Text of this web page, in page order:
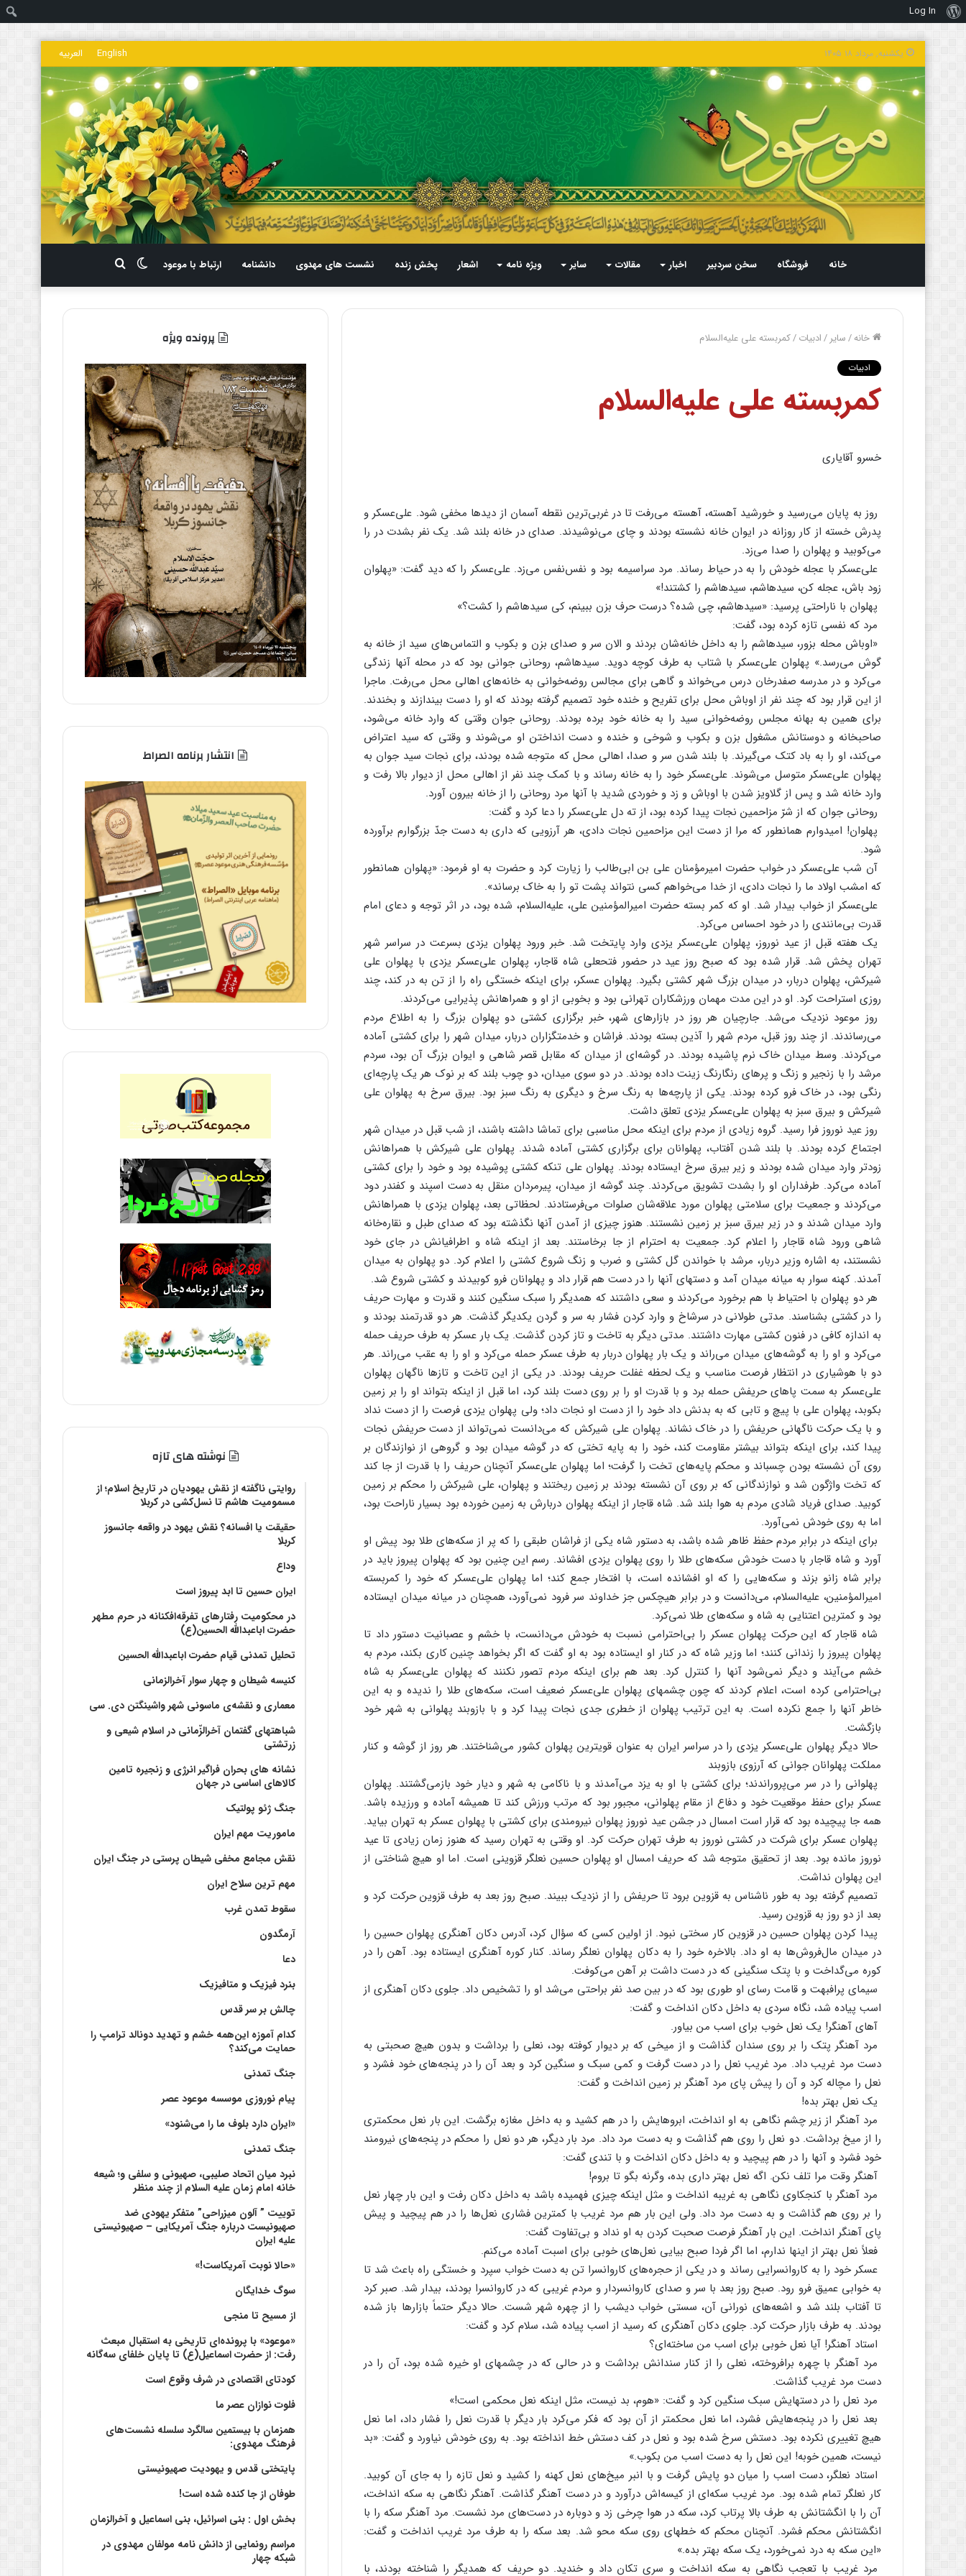
درباره
وردپرس
Log In
یکشنبه, مرداد ۱۸ ۱۴۰۵ English العربیه
خانه فروشگاه سخن سردبیر اخبار مقالات سایر ویژه نامه اشعار پخش زنده نشست های مهدوی دانشنامه ارتباط با موعود
برای
تغییر
پوسته
خانه/سایر /ادبیات/کمربسته‌ علی‌ علیه‌السلام‌
ادبیات
کمربسته‌ علی‌ علیه‌السلام‌
خسرو آقایاری‌
روز به‌ پایان‌ می‌رسید و خورشید آهسته‌، آهسته‌ می‌رفت‌ تا در غربی‌ترین‌ نقطه‌ آسمان‌ از دیدها مخفی‌ شود. علی‌عسکر و
پدرش‌ خسته‌ از کار روزانه‌ در ایوان‌ خانه‌ نشسته‌ بودند و چای‌ می‌نوشیدند. صدای‌ در خانه‌ بلند شد. یک‌ نفر بشدت‌ در را
می‌کوبید و پهلوان‌ را صدا می‌زد.
علی‌عسکر با عجله‌ خودش‌ را به‌ در حیاط‌ رساند. مرد سراسیمه‌ بود و نفس‌نفس‌ می‌زد. علی‌عسکر را که‌ دید گفت‌: «پهلوان‌
زود باش‌، عجله‌ کن‌، سیدهاشم‌، سیدهاشم‌ را کشتند!»
پهلوان‌ با ناراحتی‌ پرسید: «سیدهاشم‌، چی‌ شده‌؟ درست‌ حرف‌ بزن‌ ببینم‌، کی‌ سیدهاشم‌ را کشت‌؟»
مرد که‌ نفسی‌ تازه‌ کرده‌ بود، گفت‌:
«اوباش‌ محله‌ بزور، سیدهاشم‌ را به‌ داخل‌ خانه‌شان‌ بردند و الان‌ سر و صدای‌ بزن‌ و بکوب‌ و التماس‌های‌ سید از خانه‌ به‌
گوش‌ می‌رسد.» پهلوان‌ علی‌عسکر با شتاب‌ به‌ طرف‌ کوچه‌ دوید. سیدهاشم‌، روحانی‌ جوانی‌ بود که‌ در محله‌ آنها زندگی‌
می‌کرد و در مدرسه‌ صفدرخان‌ درس‌ می‌خواند و گاهی‌ برای‌ مجالس‌ روضه‌خوانی‌ به‌ خانه‌های‌ اهالی‌ محل‌ می‌رفت‌. ماجرا
از این‌ قرار بود که‌ چند نفر از اوباش‌ محل‌ برای‌ تفریح‌ و خنده‌ خود تصمیم‌ گرفته‌ بودند که‌ او را دست‌ بیندازند و بخندند.
برای‌ همین‌ به‌ بهانه‌ مجلس‌ روضه‌خوانی‌ سید را به‌ خانه‌ خود برده‌ بودند. روحانی‌ جوان‌ وقتی‌ که‌ وارد خانه‌ می‌شود،
صاحبخانه‌ و دوستانش‌ مشغول‌ بزن‌ و بکوب‌ و شوخی‌ و خنده‌ و دست‌ انداختن‌ او می‌شوند و وقتی‌ که‌ سید اعتراض‌
می‌کند، او را به‌ باد کتک‌ می‌گیرند. با بلند شدن‌ سر و صدا، اهالی‌ محل‌ که‌ متوجه‌ شده‌ بودند، برای‌ نجات‌ سید جوان‌ به‌
پهلوان‌ علی‌عسکر متوسل‌ می‌شوند. علی‌عسکر خود را به‌ خانه‌ رساند و با کمک‌ چند نفر از اهالی‌ محل‌ از دیوار بالا رفت‌ و
وارد خانه‌ شد و پس‌ از گلاویز شدن‌ با اوباش‌ و زد و خوردی‌ شدید با آنها مرد روحانی‌ را از خانه‌ بیرون‌ آورد.
روحانی‌ جوان‌ که‌ از شرّ مزاحمین‌ نجات‌ پیدا کرده‌ بود، از ته‌ دل‌ علی‌عسکر را دعا کرد و گفت‌:
پهلوان‌! امیدوارم‌ همانطور که‌ مرا از دست‌ این‌ مزاحمین‌ نجات‌ دادی‌، هر آرزویی‌ که‌ داری‌ به‌ دست‌ جدّ بزرگوارم‌ برآورده‌
شود.
آن‌ شب‌ علی‌عسکر در خواب‌ حضرت‌ امیرمؤمنان‌ علی‌ بن‌ ابی‌طالب‌ را زیارت‌ کرد و حضرت‌ به‌ او فرمود: «پهلوان‌ همانطور
که‌ امشب‌ اولاد ما را نجات‌ دادی‌، از خدا می‌خواهم‌ کسی‌ نتواند پشت‌ تو را به‌ خاک‌ برساند».
علی‌عسکر از خواب‌ بیدار شد. او که‌ کمر بسته‌ حضرت‌ امیرالمؤمنین‌ علی‌، علیه‌السلام‌، شده‌ بود، در اثر توجه‌ و دعای‌ امام‌
قدرت‌ بی‌مانندی‌ را در خود احساس‌ می‌کرد.
یک‌ هفته‌ قبل‌ از عید نوروز، پهلوان‌ علی‌عسکر یزدی‌ وارد پایتخت‌ شد. خبر ورود پهلوان‌ یزدی‌ بسرعت‌ در سراسر شهر
تهران‌ پخش‌ شد. قرار شده‌ بود که‌ صبح‌ روز عید در حضور فتحعلی‌ شاه‌ قاجار، پهلوان‌ علی‌عسکر یزدی‌ با پهلوان‌ علی‌
شیرکش‌، پهلوان‌ دربار، در میدان‌ بزرگ‌ شهر کشتی‌ بگیرد. پهلوان‌ عسکر، برای‌ اینکه‌ خستگی‌ راه‌ را از تن‌ به‌ در کند، چند
روزی‌ استراحت‌ کرد. او در این‌ مدت‌ مهمان‌ ورزشکاران‌ تهرانی‌ بود و بخوبی‌ از او و همراهانش‌ پذیرایی‌ می‌کردند.
روز موعود نزدیک‌ می‌شد. جارچیان‌ هر روز در بازارهای‌ شهر، خبر برگزاری‌ کشتی‌ دو پهلوان‌ بزرگ‌ را به‌ اطلاع‌ مردم‌
می‌رساندند. از چند روز قبل‌، مردم‌ شهر را آذین‌ بسته‌ بودند. فراشان‌ و خدمتگزاران‌ دربار، میدان‌ شهر را برای‌ کشتی‌ آماده‌
می‌کردند. وسط‌ میدان‌ خاک‌ نرم‌ پاشیده‌ بودند. در گوشه‌ای‌ از میدان‌ که‌ مقابل‌ قصر شاهی‌ و ایوان‌ بزرگ‌ آن‌ بود، سردم‌
مرشد را با زنجیر و زنگ‌ و پرهای‌ رنگارنگ‌ زینت‌ داده‌ بودند. در دو سوی‌ میدان‌، دو چوب‌ بلند که‌ بر نوک‌ هر یک‌ پارچه‌ای‌
رنگی‌ بود، در خاک‌ فرو کرده‌ بودند. یکی‌ از پارچه‌ها به‌ رنگ‌ سرخ‌ و دیگری‌ به‌ رنگ‌ سبز بود. بیرق‌ سرخ‌ به‌ پهلوان‌ علی‌
شیرکش‌ و بیرق‌ سبز به‌ پهلوان‌ علی‌عسکر یزدی‌ تعلق‌ داشت‌.
روز عید نوروز فرا رسید. گروه‌ زیادی‌ از مردم‌ برای‌ اینکه‌ محل‌ مناسبی‌ برای‌ تماشا داشته‌ باشند، از شب‌ قبل‌ در میدان‌ شهر
اجتماع‌ کرده‌ بودند. با بلند شدن‌ آفتاب‌، پهلوانان‌ برای‌ برگزاری‌ کشتی‌ آماده‌ شدند. پهلوان‌ علی‌ شیرکش‌ با همراهانش‌
زودتر وارد میدان‌ شده‌ بودند و زیر بیرق‌ سرخ‌ ایستاده‌ بودند. پهلوان‌ علی‌ تنکه‌ کشتی‌ پوشیده‌ بود و خود را برای‌ کشتی‌
آماده‌ می‌کرد. طرفداران‌ او را بشدت‌ تشویق‌ می‌کردند. چند گوشه‌ از میدان‌، پیرمردان‌ منقل‌ به‌ دست‌ اسپند و کفندر دود
می‌کردند و جمعیت‌ برای‌ سلامتی‌ پهلوان‌ مورد علاقه‌شان‌ صلوات‌ می‌فرستادند. لحظاتی‌ بعد، پهلوان‌ یزدی‌ با همراهانش‌
وارد میدان‌ شدند و در زیر بیرق‌ سبز بر زمین‌ نشستند. هنوز چیزی‌ از آمدن‌ آنها نگذشته‌ بود که‌ صدای‌ طبل‌ و نقاره‌خانه‌
شاهی‌ ورود شاه‌ قاجار را اعلام‌ کرد. جمعیت‌ به‌ احترام‌ از جا برخاستند. بعد از اینکه‌ شاه‌ و اطرافیانش‌ در جای‌ خود
نشستند، به‌ اشاره‌ وزیر دربار، مرشد با خواندن‌ گل‌ کشتی‌ و ضرب‌ و زنگ‌ شروع‌ کشتی‌ را اعلام‌ کرد. دو پهلوان‌ به‌ میدان‌
آمدند. کهنه‌ سوار به‌ میانه‌ میدان‌ آمد و دستهای‌ آنها را در دست‌ هم‌ قرار داد و پهلوانان‌ فرو کوبیدند و کشتی‌ شروع‌ شد.
هر دو پهلوان‌ با احتیاط‌ با هم‌ برخورد می‌کردند و سعی‌ داشتند که‌ همدیگر را سبک‌ سنگین‌ کنند و قدرت‌ و مهارت‌ حریف‌
را در کشتی‌ بشناسند. مدتی‌ طولانی‌ در سرشاخ‌ و وارد کردن‌ فشار به‌ سر و گردن‌ یکدیگر گذشت‌. هر دو قدرتمند بودند و
به‌ اندازه‌ کافی‌ در فنون‌ کشتی‌ مهارت‌ داشتند. مدتی‌ دیگر به‌ تاخت‌ و تاز کردن‌ گذشت‌. یک‌ بار عسکر به‌ طرف‌ حریف‌ حمله‌
می‌کرد و او را به‌ گوشه‌های‌ میدان‌ می‌راند و یک‌ بار پهلوان‌ دربار به‌ طرف‌ عسکر حمله‌ می‌کرد و او را به‌ عقب‌ می‌راند. هر
دو با هوشیاری‌ در انتظار فرصت‌ مناسب‌ و یک‌ لحظه‌ غفلت‌ حریف‌ بودند. در یکی‌ از این‌ تاخت‌ و تازها ناگهان‌ پهلوان‌
علی‌عسکر به‌ سمت‌ پاهای‌ حریفش‌ حمله‌ برد و با قدرت‌ او را بر روی‌ دست‌ بلند کرد، اما قبل‌ از اینکه‌ بتواند او را بر زمین‌
بکوبد، پهلوان‌ علی‌ با پیچ‌ و تابی‌ که‌ به‌ بدنش‌ داد خود را از دست‌ او نجات‌ داد؛ ولی‌ پهلوان‌ یزدی‌ فرصت‌ را از دست‌ نداد
و با یک‌ حرکت‌ ناگهانی‌ حریفش‌ را در خاک‌ نشاند. پهلوان‌ علی‌ شیرکش‌ که‌ می‌دانست‌ نمی‌تواند از دست‌ حریفش‌ نجات‌
پیدا کند، برای‌ اینکه‌ بتواند بیشتر مقاومت‌ کند، خود را به‌ پایه‌ تختی‌ که‌ در گوشه‌ میدان‌ بود و گروهی‌ از نوازندگان‌ بر
روی‌ آن‌ نشسته‌ بودن‌ چسباند و محکم‌ پایه‌های‌ تخت‌ را گرفت‌؛ اما پهلوان‌ علی‌عسکر آنچنان‌ حریف‌ را با قدرت‌ از جا کند
که‌ تخت‌ واژگون‌ شد و نوازندگانی‌ که‌ بر روی‌ آن‌ نشسته‌ بودند بر زمین‌ ریختند و پهلوان‌، علی‌ شیرکش‌ را محکم‌ بر زمین‌
کوبید. صدای‌ فریاد شادی‌ مردم‌ به‌ هوا بلند شد. شاه‌ قاجار از اینکه‌ پهلوان‌ دربارش‌ به‌ زمین‌ خورده‌ بود بسیار ناراحت‌ بود،
اما به‌ روی‌ خودش‌ نمی‌آورد.
برای‌ اینکه‌ در برابر مردم‌ حفظ‌ ظاهر شده‌ باشد، به‌ دستور شاه‌ یکی‌ از فراشان‌ طبقی‌ را که‌ پر از سکه‌های‌ طلا بود پیش‌ او
آورد و شاه‌ قاجار با دست‌ خودش‌ سکه‌های‌ طلا را روی‌ پهلوان‌ یزدی‌ افشاند. رسم‌ این‌ چنین‌ بود که‌ پهلوان‌ پیروز باید در
برابر شاه‌ زانو بزند و سکه‌هایی‌ را که‌ او افشانده‌ است‌، با افتخار جمع‌ کند؛ اما پهلوان‌ علی‌عسکر که‌ خود را کمربسته‌
امیرالمؤمنین‌، علیه‌السلام‌، می‌دانست‌ و در برابر هیچکس‌ جز خداوند سر فرود نمی‌آورد، همچنان‌ در میانه‌ میدان‌ ایستاده‌
بود و کمترین‌ اعتنایی‌ به‌ شاه‌ و سکه‌های‌ طلا نمی‌کرد.
شاه‌ قاجار که‌ این‌ حرکت‌ پهلوان‌ عسکر را بی‌احترامی‌ نسبت‌ به‌ خودش‌ می‌دانست‌، با خشم‌ و عصبانیت‌ دستور داد تا
پهلوان‌ پیروز را زندانی‌ کنند؛ اما وزیر شاه‌ که‌ در کنار او ایستاده‌ بود به‌ او گفت‌ که‌ اگر بخواهد چنین‌ کاری‌ بکند، مردم‌ به‌
خشم‌ می‌آیند و دیگر نمی‌شود آنها را کنترل‌ کرد. بعد هم‌ برای‌ اینکه‌ مردم‌ تصور نکنند که‌ پهلوان‌ علی‌عسکر به‌ شاه‌
بی‌احترامی‌ کرده‌ است‌، اعلام‌ کردند که‌ چون‌ چشمهای‌ پهلوان‌ علی‌عسکر ضعیف‌ است‌، سکه‌های‌ طلا را ندیده‌ و به‌ این‌
خاطر آنها را جمع‌ نکرده‌ است‌. به‌ این‌ ترتیب‌ پهلوان‌ از خطری‌ جدی‌ نجات‌ پیدا کرد و با بازوبند پهلوانی‌ به‌ شهر خود
بازگشت‌.
حالا دیگر پهلوان‌ علی‌عسکر یزدی‌ را در سراسر ایران‌ به‌ عنوان‌ قویترین‌ پهلوان‌ کشور می‌شناختند. هر روز از گوشه‌ و کنار
مملکت‌ پهلوانان‌ جوانی‌ که‌ آرزوی‌ بازوبند
پهلوانی‌ را در سر می‌پروراندند؛ برای‌ کشتی‌ با او به‌ یزد می‌آمدند و با ناکامی‌ به‌ شهر و دیار خود بازمی‌گشتند. پهلوان‌
عسکر برای‌ حفظ‌ موقعیت‌ خود و دفاع‌ از مقام‌ پهلوانی‌، مجبور بود که‌ مرتب‌ ورزش‌ کند تا همیشه‌ آماده‌ و ورزیده‌ باشد.
همه‌ جا پیچیده‌ بود که‌ قرار است‌ امسال‌ در جشن‌ عید نوروز پهلوان‌ نیرومندی‌ برای‌ کشتی‌ با پهلوان‌ عسکر به‌ تهران‌ بیاید.
پهلوان‌ عسکر برای‌ شرکت‌ در کشتی‌ نوروز به‌ طرف‌ تهران‌ حرکت‌ کرد. او وقتی‌ به‌ تهران‌ رسید که‌ هنوز زمان‌ زیادی‌ تا عید
نوروز مانده‌ بود. بعد از تحقیق‌ متوجه‌ شد که‌ حریف‌ امسال‌ او پهلوان‌ حسین‌ نعلگر قزوینی‌ است‌. اما او هیچ‌ شناختی‌ از
این‌ پهلوان‌ نداشت‌.
تصمیم‌ گرفته‌ بود به‌ طور ناشناس‌ به‌ قزوین‌ برود تا حریفش‌ را از نزدیک‌ ببیند. صبح‌ روز بعد به‌ طرف‌ قزوین‌ حرکت‌ کرد و
بعد از دو روز به‌ قزوین‌ رسید.
پیدا کردن‌ پهلوان‌ حسین‌ در قزوین‌ کار سختی‌ نبود. از اولین‌ کسی‌ که‌ سؤال‌ کرد، آدرس‌ دکان‌ آهنگری‌ پهلوان‌ حسین‌ را
در میدان‌ مال‌فروش‌ها به‌ او داد. بالاخره‌ خود را به‌ دکان‌ پهلوان‌ نعلگر رساند. کنار کوره‌ آهنگری‌ ایستاده‌ بود. آهن‌ را در
کوره‌ می‌گداخت‌ و با پتک‌ سنگینی‌ که‌ در دست‌ داشت‌ بر آهن‌ می‌کوفت‌.
سیمای‌ پرافبهت‌ و قامت‌ رسای‌ او طوری‌ بود که‌ در بین‌ صد نفر براحتی‌ می‌شد او را تشخیص‌ داد. جلوی‌ دکان‌ آهنگری‌ از
اسب‌ پیاده‌ شد، نگاه‌ سردی‌ به‌ داخل‌ دکان‌ انداخت‌ و گفت‌:
آهای‌ آهنگر! یک‌ نعل‌ خوب‌ برای‌ اسب‌ من‌ بیاور.
مرد آهنگر پتک‌ را بر روی‌ سندان‌ گذاشت‌ و از میخی‌ که‌ بر دیوار کوفته‌ بود، نعلی‌ را برداشت‌ و بدون‌ هیچ‌ صحبتی‌ به‌
دست‌ مرد غریب‌ داد. مرد غریب‌ نعل‌ را در دست‌ گرفت‌ و کمی‌ سبک‌ و سنگین‌ کرد و بعد آن‌ را در پنجه‌های‌ خود فشرد و
نعل‌ را مچاله‌ کرد و آن‌ را پیش‌ پای‌ مرد آهنگر بر زمین‌ انداخت‌ و گفت‌:
یک‌ نعل‌ بهتر بده‌!
مرد آهنگر از زیر چشم‌ نگاهی‌ به‌ او انداخت‌، ابروهایش‌ را در هم‌ کشید و به‌ داخل‌ مغازه‌ برگشت‌. این‌ بار نعل‌ محکمتری‌
را از میخ‌ برداشت‌. دو نعل‌ را روی‌ هم‌ گذاشت‌ و به‌ دست‌ مرد داد. مرد بار دیگر، هر دو نعل‌ را محکم‌ در پنجه‌های‌ نیرومند
خود فشرد و آنها را در هم‌ پیچید و به‌ داخل‌ دکان‌ انداخت‌ و با تندی‌ گفت‌:
آهنگر وقت‌ مرا تلف‌ نکن‌. اگه‌ نعل‌ بهتر داری‌ بده‌، وگرنه‌ بگو تا بروم‌!
مرد آهنگر با کنجکاوی‌ نگاهی‌ به‌ غریبه‌ انداخت‌ و مثل‌ اینکه‌ چیزی‌ فهمیده‌ باشد به‌ داخل‌ دکان‌ رفت‌ و این‌ بار چهار نعل‌
را بر روی‌ هم‌ گذاشت‌ و به‌ دست‌ مرد داد. ولی‌ این‌ بار هم‌ مرد غریب‌ با کمترین‌ فشاری‌ نعل‌ها را در هم‌ پیچید و پیش‌
پای‌ آهنگر انداخت‌. این‌ بار آهنگر فرصت‌ صحبت‌ کردن‌ به‌ او نداد و بی‌تفاوت‌ گفت‌:
فعلاً نعل‌ بهتر از اینها ندارم‌، اما اگر فردا صبح‌ بیایی‌ نعل‌های‌ خوبی‌ برای‌ اسبت‌ آماده‌ می‌کنم‌.
عسکر خود را به‌ کاروانسرایی‌ رساند و در یکی‌ از حجره‌های‌ کاروانسرا تن‌ به‌ دست‌ خواب‌ سپرد و خستگی‌ راه‌ باعث‌ شد تا
به‌ خوابی‌ عمیق‌ فرو رود. صبح‌ روز بعد با سر و صدای‌ کاروانسردار و مردم‌ غریبی‌ که‌ در کاروانسرا بودند، بیدار شد. صبر کرد
تا آفتاب‌ بلند شد و اشعه‌های‌ نورانی‌ آن‌، سستی‌ خواب‌ دیشب‌ را از چهره‌ شهر شست‌. حالا دیگر حتماً بازارها باز شده‌
بودند. به‌ طرف‌ بازار حرکت‌ کرد. جلوی‌ دکان‌ آهنگری‌ که‌ رسید از اسب‌ پیاده‌ شد، سلام‌ کرد و گفت‌:
استاد آهنگر! آیا نعل‌ خوبی‌ برای‌ اسب‌ من‌ ساخته‌ای‌؟
مرد آهنگر با چهره‌ برافروخته‌، نعلی‌ را از کنار سندانش‌ برداشت‌ و در حالی‌ که‌ در چشمهای‌ او خیره‌ شده‌ بود، آن‌ را در
دست‌ مرد غریب‌ گذاشت‌.
مرد نعل‌ را در دستهایش‌ سبک‌ سنگین‌ کرد و گفت‌: «هوم‌، بد نیست‌، مثل‌ اینکه‌ نعل‌ محکمی‌ است‌!»
بعد نعل‌ را در پنجه‌هایش‌ فشرد، اما نعل‌ محکمتر از آن‌ بود که‌ فکر می‌کرد بار دیگر با قدرت‌ نعل‌ را فشار داد، اما نعل‌
هیچ‌ تغییری‌ نکرده‌ بود. دستش‌ سرخ‌ شده‌ بود و نعل‌ در کف‌ دستش‌ خط‌ انداخته‌ بود. به‌ روی‌ خودش‌ نیاورد و گفت‌: «بد
نیست‌، همین‌ خوبه‌! این‌ نعل‌ را به‌ دست‌ اسب‌ من‌ بکوب‌.»
استاد نعلگر، دست‌ اسب‌ را میان‌ دو پایش‌ گرفت‌ و با انبر میخ‌های‌ نعل‌ کهنه‌ را کشید و نعل‌ تازه‌ را به‌ جای‌ آن‌ کوبید.
کار نعلگر تمام‌ شده‌ بود. مرد غریب‌ سکه‌ای‌ از کیسه‌اش‌ درآورد و در دست‌ آهنگر گذاشت‌. آهنگر نگاهی‌ به‌ سکه‌ انداخت‌،
آن‌ را با انگشتانش‌ به‌ طرف‌ بالا پرتاب‌ کرد، سکه‌ در هوا چرخی‌ زد و دوباره‌ در دست‌های‌ مرد نشست‌. مرد آهنگر سکه‌ را با
انگشتانش‌ محکم‌ فشرد. آنچنان‌ محکم‌ که‌ خطهای‌ روی‌ سکه‌ محو شد. بعد سکه‌ را به‌ طرف‌ مرد غریب‌ انداخت‌ و گفت‌:
«این‌ سکه‌ به‌ درد نمی‌خورد، یک‌ سکه‌ بهتر بده‌.»
مرد غریب‌ با تعجب‌ نگاهی‌ به‌ سکه‌ انداخت‌ و سری‌ تکان‌ داد و خندید. دو حریف‌ که‌ همدیگر را شناخته‌ بودند، با
پرونده ویژه
انتشار برنامه الصراط
نوشته های تازه
روایتی ناگفته از نقش یهودیان در تاریخ اسلام؛ از
مسمومیت هاشم تا نسل‌کشی در کربلا
حقیقت یا افسانه؟‌ نقش یهود در واقعه جانسوز
کربلا
وداع
ایران حسین تا ابد پیروز است
در محکومیت رفتارهای تفرقه‌افکنانه در حرم مطهر
حضرت اباعبدالله الحسین(ع)
تحلیل تمدنی قیام حضرت اباعبدالله الحسین
کنیسه شیطان و چهار سوار آخرالزمانی
معماری و نقشه‌ی ماسونی شهر واشينگتن دی. سی
شباهتهای گفتمان آخر‌الزّمانی در اسلام شیعی و
زرتشتی
نشانه های بحران فراگیر انرژی و زنجیره تامین
کالاهای اساسی در جهان
جنگ ژئو پولتیک
ماموریت مهم ایران
نقش مجامع مخفی شیطان پرستی در جنگ ایران
مهم ترین سلاح ایران
سقوط تمدن غرب
آرمگدون
دعا
بنرد فیزیک و متافیزیک
چالش بر سر قدس
کدام آموزه این‌همه خشم و تهدید دونالد ترامپ را
حمایت می‌کند؟
جنگ تمدنی
پیام نوروزی موسسه موعود عصر
«ایران دارد بلوف ما را می‌شنود»
جنگ تمدنی
نبرد میان اتحاد صلیبی، صهیونی و سلفی و؛ شیعه
خانه امام زمان علیه السلام از چند منظر
توییت ” آلون میزراحی” متفکر یهودی ضد
صهیونیست درباره جنگ آمریکایی – صهیونیستی
علیه ایران
«حالا نوبت آمریکاست!»
سوگ خدایگان
از مسیح تا منجی
«موعود» با پرونده‌ای تاریخی به استقبال مبعث
رفت: از حضرت اسماعیل(ع) تا پایان خلفای سه‌گانه
کودتای اقتصادی در شرف وقوع است
فلوت نوازان عصر ما
همزمان با بیستمین سالگرد سلسله نشست‌های
فرهنگ مهدوی:‌
پایتختی قدس و یهودیت صهیونیستی
طوفان از جا کنده شده است!
بخش اول : بنی اسرائیل، بنی اسماعیل و آخرالزمان
مراسم رونمایی از دانش نامه مولفان مهدوی در
شبکه چهار